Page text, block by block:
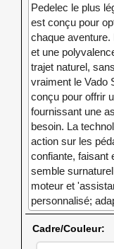
Pedelec le plus
est conçu pour
chaque
et une
trajet naturel,
vraiment le Vado
conçu pour offrir
fournissant une
besoin. La
action sur les
confiante, faisant
semble
moteur et
personnalisé;
Cadre/Couleur: